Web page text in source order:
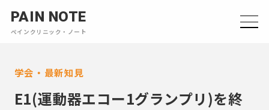
PAIN NOTE
ペインクリニック・ノート
学会・最新知見
E1(運動器エコー1グランプリ)を終